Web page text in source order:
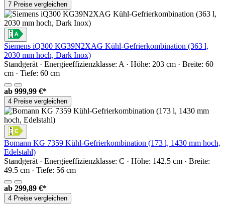
7 Preise vergleichen
Siemens iQ300 KG39N2XAG Kühl-Gefrierkombination (363 l,
2030 mm hoch, Dark Inox)
Standgerät · Energieeffizienzklasse: A · Höhe: 203 cm · Breite: 60
cm · Tiefe: 60 cm
ab 999,99 €*
4 Preise vergleichen
Bomann KG 7359 Kühl-Gefrierkombination (173 l, 1430 mm hoch,
Edelstahl)
Standgerät · Energieeffizienzklasse: C · Höhe: 142.5 cm · Breite:
49.5 cm · Tiefe: 56 cm
ab 299,89 €*
4 Preise vergleichen